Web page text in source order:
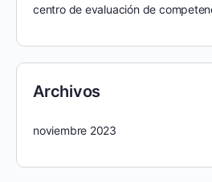
centro de evaluación de
Archivos
noviembre 2023